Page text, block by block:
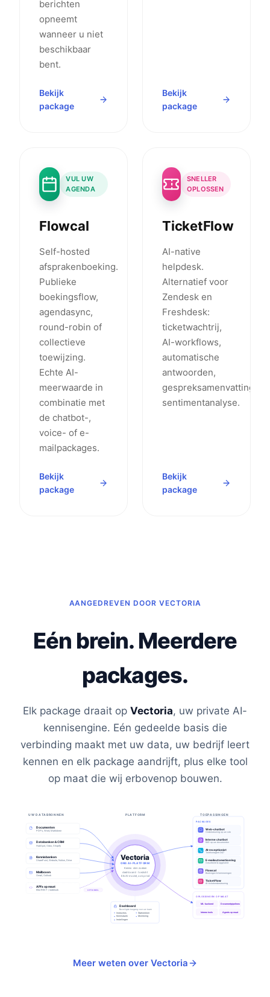
berichten
opneemt
wanneer u niet
beschikbaar
bent.
Bekijk
package
Bekijk
package
VUL UW
AGENDA
Flowcal
Self-hosted
afsprakenboeking.
Publieke
boekingsflow,
agendasync,
round-robin of
collectieve
toewijzing.
Echte AI-
meerwaarde in
combinatie met
de chatbot-,
voice- of e-
mailpackages.
Bekijk
package
SNELLER
OPLOSSEN
TicketFlow
AI-native
helpdesk.
Alternatief voor
Zendesk en
Freshdesk:
ticketwachtrij,
AI-workflows,
automatische
antwoorden,
gespreksamenvattingen,
sentimentanalyse.
Bekijk
package
AANGEDREVEN DOOR VECTORIA
Eén brein. Meerdere
packages.
Elk package draait op Vectoria, uw private AI-
kennisengine. Eén gedeelde basis die
verbinding maakt met uw data, uw bedrijf leert
kennen en elk package aandrijft, plus elke tool
op maat die wij erbovenop bouwen.
UW DATABRONNEN PLATFORM TOEPASSINGEN
Documenten
PDF's, Word, Markdown
Databanken & CRM
HubSpot, Odoo, Shopify
Kennisbanken
SharePoint, Website, Notion, Drive
Mailboxen
Gmail, Outlook
API's op maat
Elke REST / webhook
Vectoria
ONS AI-PLATFORM
Kennis · slim zoeken
dashboard · toezicht
Elk AI-model, ook privé
PACKAGES
Web-chatbot
Ondersteuning op uw site
Interne chatbot
RAG op uw documenten
AI-receptionist
Telefoonagent 24/7
E-mailautomatisering
Gesorteerd & opgesteld
Flowcal
Boekingen & herinneringen
TicketFlow
AI-ticketondersteuning
OPLOSSINGEN OP MAAT
ML-backend Documentpipelines
Interne tools Agents op maat
OPTIONEEL
Dashboard
Beveiligde toegang voor uw team
Instructies
Statistieken
Kennisbank
Monitoring
Instellingen
Meer weten over Vectoria